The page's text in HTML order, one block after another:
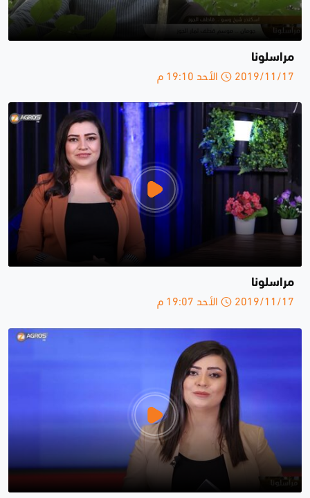
مراسلونا
2019/11/17 الأحد 19:10 م
مراسلونا
2019/11/17 الأحد 19:07 م